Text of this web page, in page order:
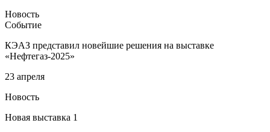
Новость
Событие
КЭАЗ представил новейшие решения на выставке
«Нефтегаз-2025»
23 апреля
Новость
Новая выставка 1